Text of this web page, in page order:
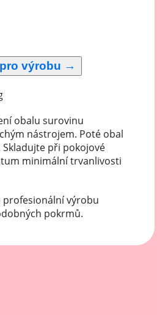
obalu surovinu
nástrojem. Poté obal
při pokojové
minimální trvanlivosti
výrobu
pokrmů.